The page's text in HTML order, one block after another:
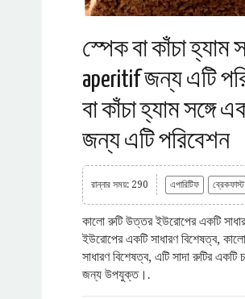
স্পেক বা কাঁচা হ্যাম
aperitif জন্য এটি
বা কাঁচা হ্যাম সঙ্গে
জন্য এটি পরিবেশন
রান্নার সময়: 290 এপারিটিফ ব্রেকফাস্ট
কালো রুটি উত্তর ইউরোপের একটি
ইউরোপের একটি সাধারণ বিশেষত্ব,
সাধারণ বিশেষত্ব, এটি সাদা রুটির একটি
জন্য উপযুক্ত।.